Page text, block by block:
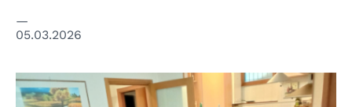
05.03.2026
© AIPD Potenza, Superando Foto